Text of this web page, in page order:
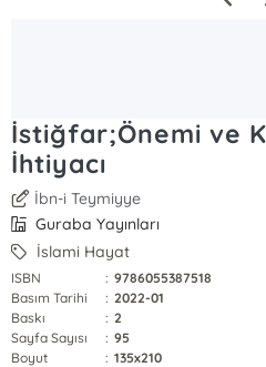
İstiğfar;Önemi ve
İhtiyacı
İbn-i Teymiyye
Guraba Yayınları
İslami Hayat
ISBN : 9786055387518
Basım Tarihi
: 2022-01
Baskı
: 2
Sayfa Sayısı
: 95
Boyut
: 135x210